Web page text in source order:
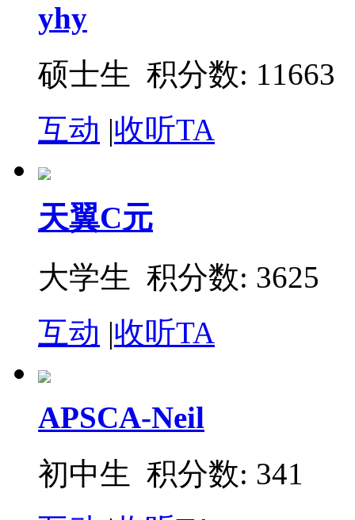
yhy
硕士生 积分数: 11663
互动 |收听TA
天翼C元
大学生 积分数: 3625
互动 |收听TA
APSCA-Neil
初中生 积分数: 341